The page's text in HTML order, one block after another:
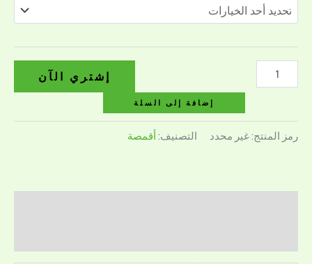
إشتري الآن
إضافة إلى السلة
رمز المنتج:غير محدد التصنيف: أقمصة